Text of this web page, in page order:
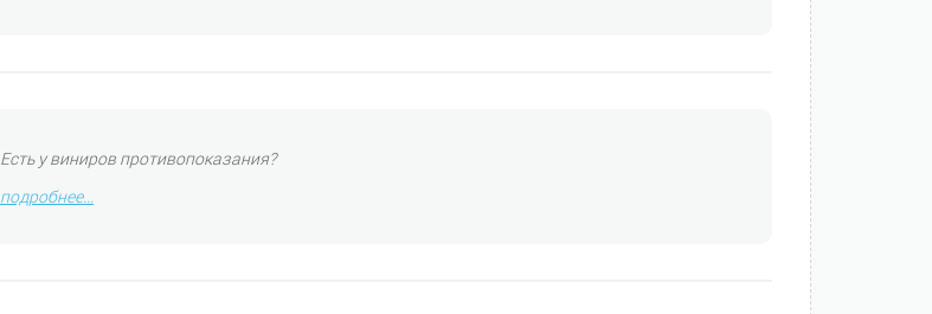
Есть у виниров противопоказания?
подробнее...